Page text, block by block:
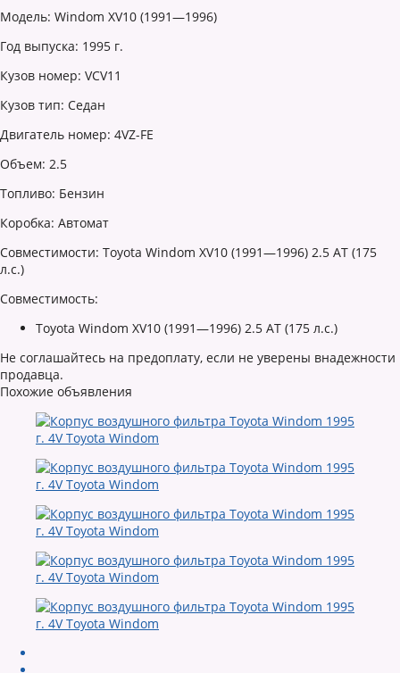
Модель: Windom XV10 (1991—1996)
Год выпуска: 1995 г.
Кузов номер: VCV11
Кузов тип: Седан
Двигатель номер: 4VZ-FE
Объем: 2.5
Топливо: Бензин
Коробка: Автомат
Совместимости: Toyota Windom XV10 (1991—1996) 2.5 AT (175
л.с.)
Совместимость:
Toyota Windom XV10 (1991—1996) 2.5 AT (175 л.с.)
Не соглашайтесь на предоплату, если не уверены внадежности
продавца.
Похожие объявления